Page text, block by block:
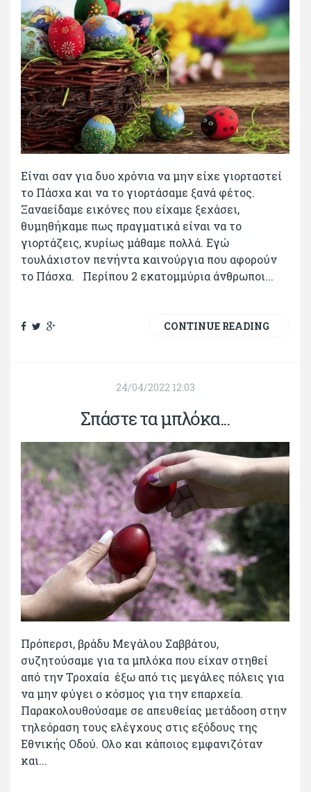
Είναι σαν για δυο χρόνια να μην είχε γιορταστεί
το Πάσχα και να το γιορτάσαμε ξανά φέτος.
Ξαναείδαμε εικόνες που είχαμε ξεχάσει,
θυμηθήκαμε πως πραγματικά είναι να το
γιορτάζεις, κυρίως μάθαμε πολλά. Εγώ
τουλάχιστον πενήντα καινούργια που αφορούν
το Πάσχα. Περίπου 2 εκατομμύρια άνθρωποι...
CONTINUE READING
24/04/2022 12:03
Σπάστε τα μπλόκα...
Πρόπερσι, βράδυ Μεγάλου Σαββάτου,
συζητούσαμε για τα μπλόκα που είχαν στηθεί
από την Τροχαία έξω από τις μεγάλες πόλεις για
να μην φύγει ο κόσμος για την επαρχεία.
Παρακολουθούσαμε σε απευθείας μετάδοση στην
τηλεόραση τους ελέγχους στις εξόδους της
Εθνικής Οδού. Ολο και κάποιος εμφανιζόταν
και...